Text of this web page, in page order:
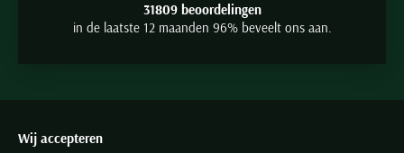
31809 beoordelingen
in de laatste 12 maanden 96% beveelt ons aan.
Wij accepteren